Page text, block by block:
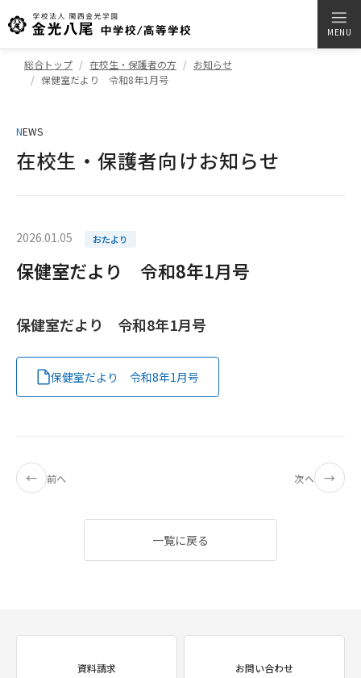
MENU
総合トップ 在校生・保護者の方
お知らせ
保健室だより 令和8年1月号
NEWS
在校生・保護者向けお知らせ
2026.01.05 おたより
保健室だより 令和8年1月号
保健室だより 令和8年1月号
保健室だより 令和8年1月号
← 前へ 次へ →
一覧に戻る
資料請求 お問い合わせ